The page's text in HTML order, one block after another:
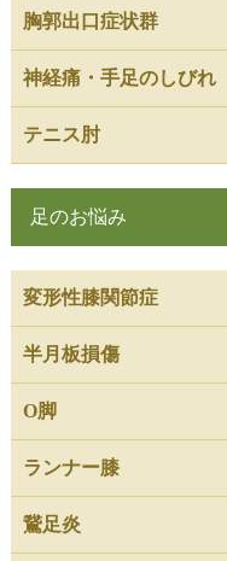
胸郭出口症状群
神経痛・手足のしびれ
テニス肘
足のお悩み
変形性膝関節症
半月板損傷
O脚
ランナー膝
鵞足炎